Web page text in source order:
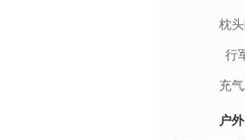
枕
行
充
户